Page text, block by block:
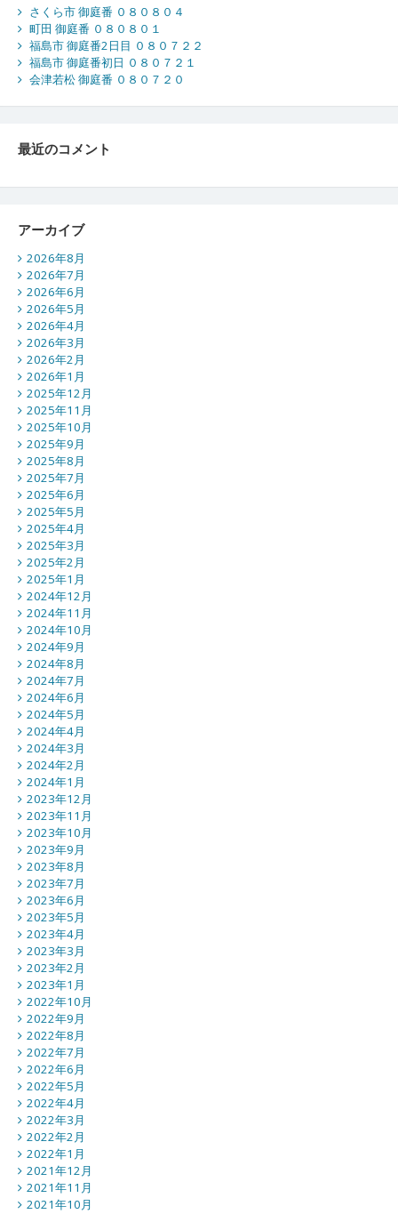
さくら市 御庭番 ０８０８０４
町田 御庭番 ０８０８０１
福島市 御庭番2日目 ０８０７２２
福島市 御庭番初日 ０８０７２１
会津若松 御庭番 ０８０７２０
最近のコメント
アーカイブ
2026年8月
2026年7月
2026年6月
2026年5月
2026年4月
2026年3月
2026年2月
2026年1月
2025年12月
2025年11月
2025年10月
2025年9月
2025年8月
2025年7月
2025年6月
2025年5月
2025年4月
2025年3月
2025年2月
2025年1月
2024年12月
2024年11月
2024年10月
2024年9月
2024年8月
2024年7月
2024年6月
2024年5月
2024年4月
2024年3月
2024年2月
2024年1月
2023年12月
2023年11月
2023年10月
2023年9月
2023年8月
2023年7月
2023年6月
2023年5月
2023年4月
2023年3月
2023年2月
2023年1月
2022年10月
2022年9月
2022年8月
2022年7月
2022年6月
2022年5月
2022年4月
2022年3月
2022年2月
2022年1月
2021年12月
2021年11月
2021年10月